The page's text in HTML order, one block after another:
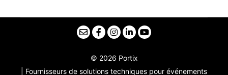
© 2026 Portix
| Fournisseurs de solutions techniques pour événements